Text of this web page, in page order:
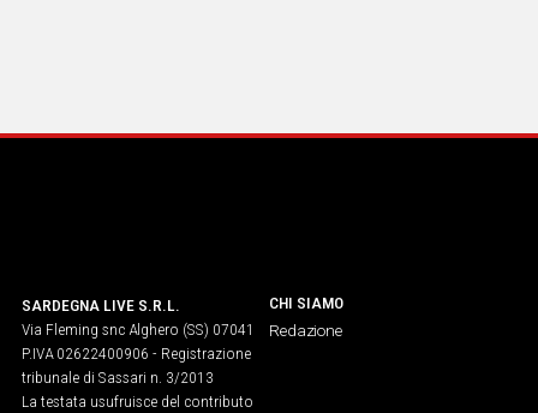
SARDEGNA LIVE S.R.L.
Via Fleming snc Alghero (SS) 07041
P.IVA 02622400906 - Registrazione
tribunale di Sassari n. 3/2013
La testata usufruisce del contributo
CHI SIAMO
Redazione